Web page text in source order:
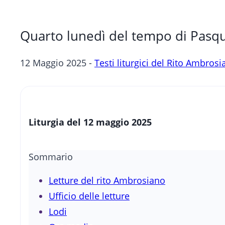
Quarto lunedì del tempo di
12 Maggio 2025 - Testi liturgici del Rito
Liturgia del 12 maggio 2025
Sommario
Letture del rito Ambrosiano
Ufficio delle letture
Lodi